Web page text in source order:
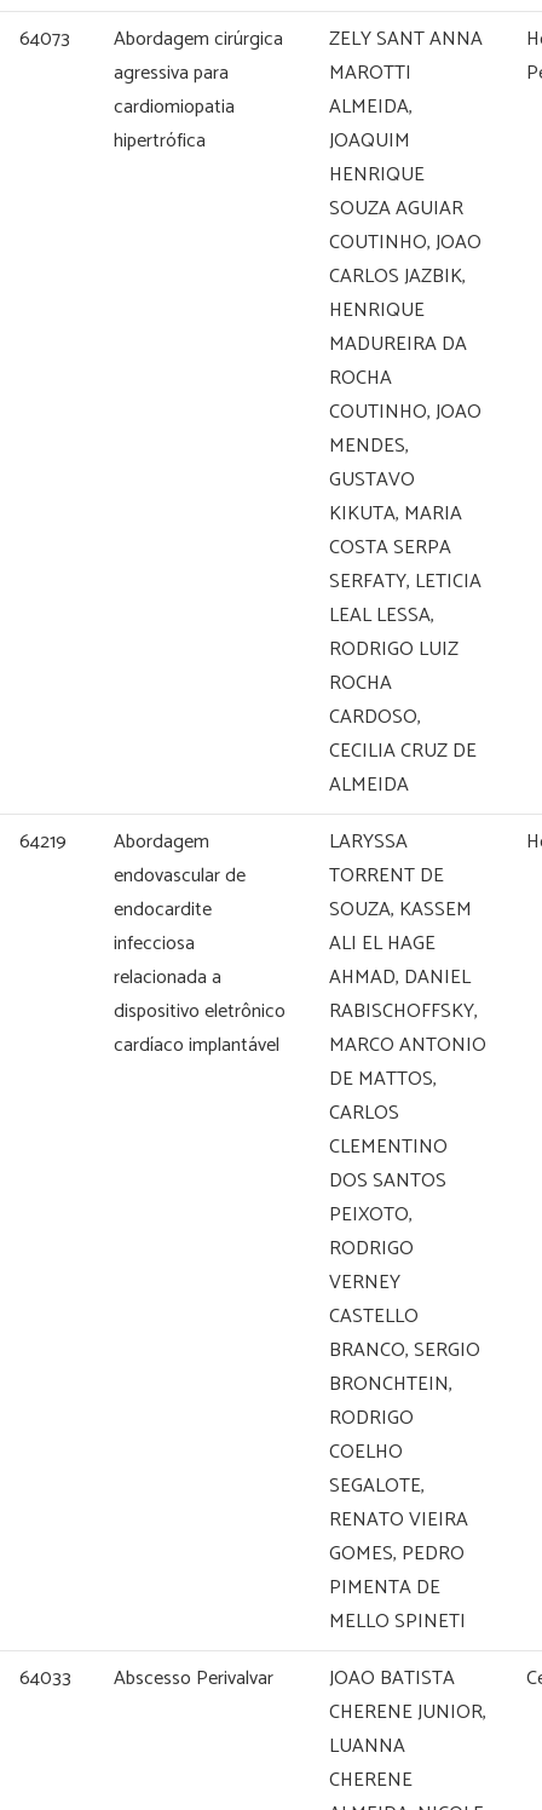
64073
Abordagem cirúrgica
agressiva para
cardiomiopatia
hipertrófica
ZELY SANT ANNA
MAROTTI
ALMEIDA,
JOAQUIM
HENRIQUE
SOUZA AGUIAR
COUTINHO, JOAO
CARLOS JAZBIK,
HENRIQUE
MADUREIRA DA
ROCHA
COUTINHO, JOAO
MENDES,
GUSTAVO
KIKUTA, MARIA
COSTA SERPA
SERFATY, LETICIA
LEAL LESSA,
RODRIGO LUIZ
ROCHA
CARDOSO,
CECILIA CRUZ DE
ALMEIDA
64219
Abordagem
endovascular de
endocardite
infecciosa
relacionada a
dispositivo eletrônico
cardíaco implantável
LARYSSA
TORRENT DE
SOUZA, KASSEM
ALI EL HAGE
AHMAD, DANIEL
RABISCHOFFSKY,
MARCO ANTONIO
DE MATTOS,
CARLOS
CLEMENTINO
DOS SANTOS
PEIXOTO,
RODRIGO
VERNEY
CASTELLO
BRANCO, SERGIO
BRONCHTEIN,
RODRIGO
COELHO
SEGALOTE,
RENATO VIEIRA
GOMES, PEDRO
PIMENTA DE
MELLO SPINETI
64033 Abscesso Perivalvar
JOAO BATISTA
CHERENE JUNIOR,
LUANNA
CHERENE